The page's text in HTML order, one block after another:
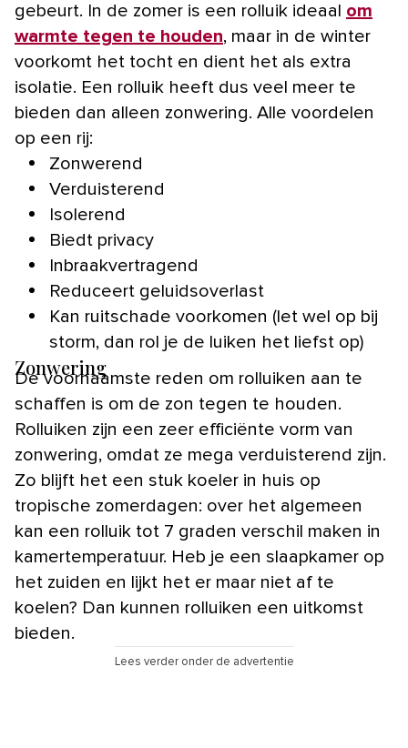
gebeurt. In de zomer is een rolluik ideaal om
warmte tegen te houden, maar in de winter
voorkomt het tocht en dient het als extra
isolatie. Een rolluik heeft dus veel meer te
bieden dan alleen zonwering. Alle voordelen
op een rij:
Zonwerend
Verduisterend
Isolerend
Biedt privacy
Inbraakvertragend
Reduceert geluidsoverlast
Kan ruitschade voorkomen (let wel op bij
storm, dan rol je de luiken het liefst op)
Zonwering
De voornaamste reden om rolluiken aan te
schaffen is om de zon tegen te houden.
Rolluiken zijn een zeer efficiënte vorm van
zonwering, omdat ze mega verduisterend zijn.
Zo blijft het een stuk koeler in huis op
tropische zomerdagen: over het algemeen
kan een rolluik tot 7 graden verschil maken in
kamertemperatuur. Heb je een slaapkamer op
het zuiden en lijkt het er maar niet af te
koelen? Dan kunnen rolluiken een uitkomst
bieden.
Lees verder onder de advertentie